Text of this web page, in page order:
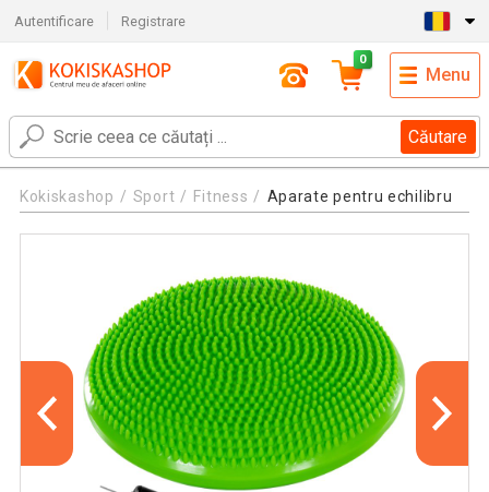
Autentificare Registrare
Căutare
0
Menu
Kokiskashop Sport Fitness Aparate pentru echilibru